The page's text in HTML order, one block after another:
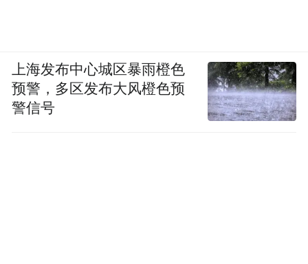
上海发布中心城区暴雨橙色
预警，多区发布大风橙色预
警信号